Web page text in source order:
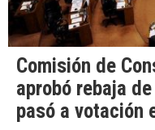
Comisión de
aprobó rebaja
pasó a votación